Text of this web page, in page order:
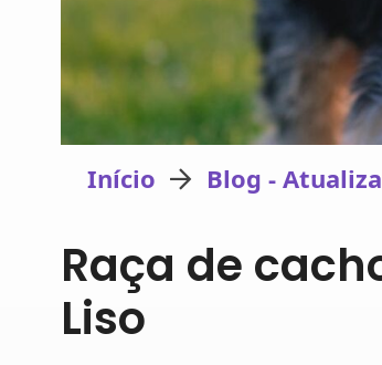
Início Blog -
Raça de
Liso